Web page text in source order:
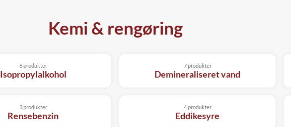
Kemi & rengøring
Isopropylalkohol
6 produkter
Demineraliseret vand
7 produkter
Rensebenzin
3 produkter
Eddikesyre
4 produkter